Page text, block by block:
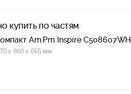
купить по частям:
Am.Pm Inspire C508607WH
x 860 x 665 мм.